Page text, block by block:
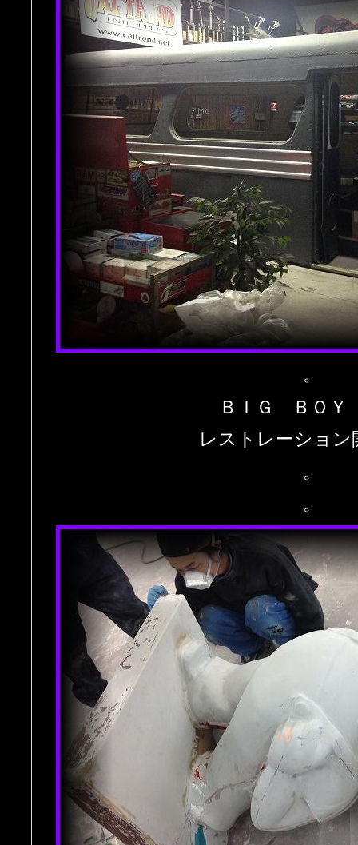
。
ＢＩＧ ＢＯ
レストレーション
。
。